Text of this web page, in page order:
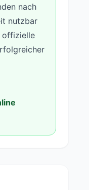
nach
nutzbar
offizielle